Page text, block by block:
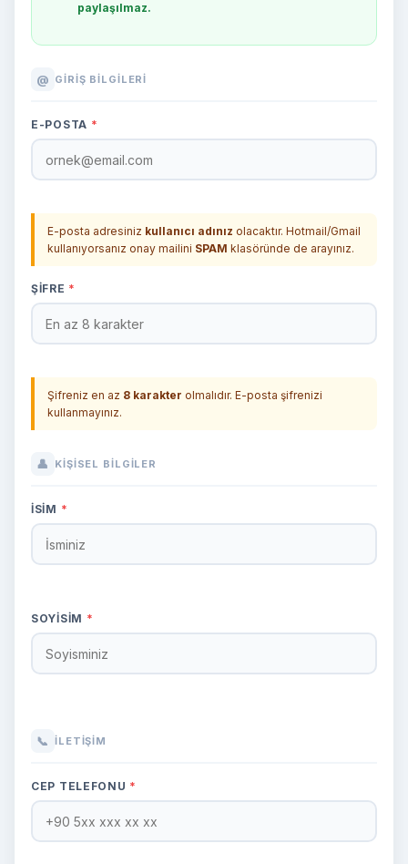
paylaşılmaz.
@ GIRIŞ BILGILERI
E-POSTA *
E-posta adresiniz kullanıcı adınız olacaktır. Hotmail/Gmail
kullanıyorsanız onay mailini SPAM klasöründe de arayınız.
ŞIFRE *
Şifreniz en az 8 karakter olmalıdır. E-posta şifrenizi
kullanmayınız.
👤 KIŞISEL BILGILER
İSIM *
SOYISIM *
📞 İLETIŞIM
CEP TELEFONU *